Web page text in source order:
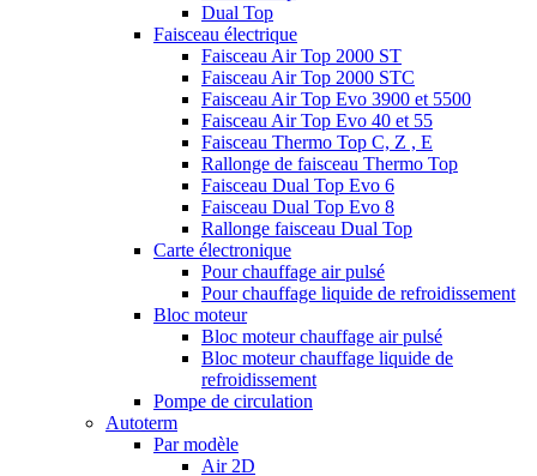
Dual Top
Faisceau électrique
Faisceau Air Top 2000 ST
Faisceau Air Top 2000 STC
Faisceau Air Top Evo 3900 et 5500
Faisceau Air Top Evo 40 et 55
Faisceau Thermo Top C, Z , E
Rallonge de faisceau Thermo Top
Faisceau Dual Top Evo 6
Faisceau Dual Top Evo 8
Rallonge faisceau Dual Top
Carte électronique
Pour chauffage air pulsé
Pour chauffage liquide de refroidissement
Bloc moteur
Bloc moteur chauffage air pulsé
Bloc moteur chauffage liquide de
refroidissement
Pompe de circulation
Autoterm
Par modèle
Air 2D